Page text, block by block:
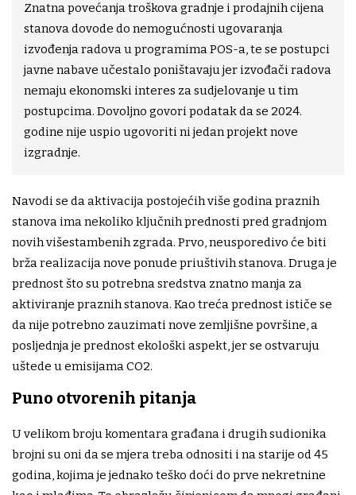
Znatna povećanja troškova gradnje i prodajnih cijena
stanova dovode do nemogućnosti ugovaranja
izvođenja radova u programima POS-a, te se postupci
javne nabave učestalo poništavaju jer izvođači radova
nemaju ekonomski interes za sudjelovanje u tim
postupcima. Dovoljno govori podatak da se 2024.
godine nije uspio ugovoriti ni jedan projekt nove
izgradnje.
Navodi se da aktivacija postojećih više godina praznih
stanova ima nekoliko ključnih prednosti pred gradnjom
novih višestambenih zgrada. Prvo, neusporedivo će biti
brža realizacija nove ponude priuštivih stanova. Druga je
prednost što su potrebna sredstva znatno manja za
aktiviranje praznih stanova. Kao treća prednost ističe se
da nije potrebno zauzimati nove zemljišne površine, a
posljednja je prednost ekološki aspekt, jer se ostvaruju
uštede u emisijama CO2.
Puno otvorenih pitanja
U velikom broju komentara građana i drugih sudionika
brojni su oni da se mjera treba odnositi i na starije od 45
godina, kojima je jednako teško doći do prve nekretnine